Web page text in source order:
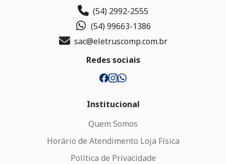
(54) 2992-2555
(54) 99663-1386
sac@eletruscomp.com.br
Redes sociais
Institucional
Quem Somos
Horário de Atendimento Loja Física
Política de Privacidade